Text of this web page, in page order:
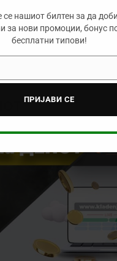
and website in this
се нашиот билтен за да
за нови промоции, бонус
бесплатни типови!
ПРИЈАВИ СЕ